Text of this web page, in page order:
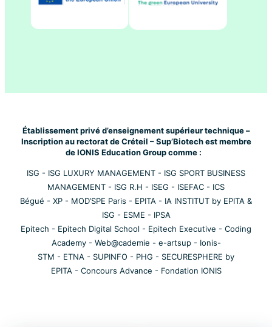
Établissement privé d’enseignement supérieur technique –
Inscription au rectorat de Créteil – Sup’Biotech est membre
de IONIS Education Group comme :
ISG - ISG LUXURY MANAGEMENT - ISG SPORT BUSINESS
MANAGEMENT - ISG R.H - ISEG - ISEFAC - ICS
Bégué - XP - MOD’SPE Paris - EPITA - IA INSTITUT by EPITA &
ISG - ESME - IPSA
Epitech - Epitech Digital School - Epitech Executive - Coding
Academy- Web@cademie - e-artsup- Ionis-
STM - ETNA - SUPINFO - PHG - SECURESPHERE by
EPITA - Concours Advance - Fondation IONIS